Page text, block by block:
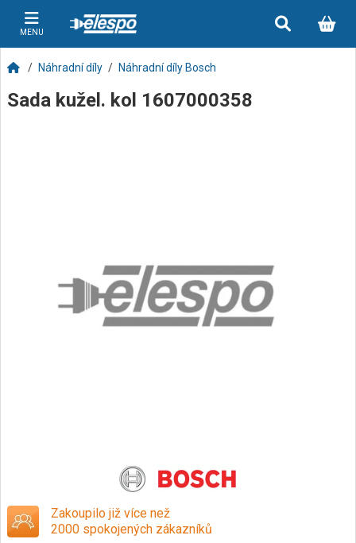
MENU
Náhradní díly Náhradní díly Bosch
Sada kužel. kol 1607000358
Zakoupilo již více než
2000 spokojených zákazníků